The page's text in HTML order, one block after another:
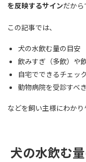
を反映するサインだから
この記事では、
犬の水飲む量の目安
飲みすぎ（多飲）や
自宅でできるチェッ
動物病院を受診すべ
などを飼い主様にわかり
犬の水飲む